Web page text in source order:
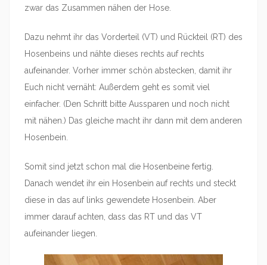
zwar das Zusammen nähen der Hose.
Dazu nehmt ihr das Vorderteil (VT) und Rückteil (RT) des
Hosenbeins und nähte dieses rechts auf rechts
aufeinander. Vorher immer schön abstecken, damit ihr
Euch nicht vernäht: Außerdem geht es somit viel
einfacher. (Den Schritt bitte Aussparen und noch nicht
mit nähen.) Das gleiche macht ihr dann mit dem anderen
Hosenbein.
Somit sind jetzt schon mal die Hosenbeine fertig.
Danach wendet ihr ein Hosenbein auf rechts und steckt
diese in das auf links gewendete Hosenbein. Aber
immer darauf achten, dass das RT und das VT
aufeinander liegen.